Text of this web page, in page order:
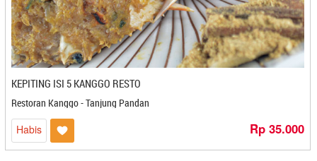
Sibolga
Sidikalang
Silangit
Solo
Stabat
Sukabumi
Surabaya
Tangerang
Tanjung Pandan
Andalas Roastery & Coffee - Padangpanjang
Aneka Emping Melinjo - Cilegon
Anggi - Banjarmasin
Angkringan Jogja - Yogyakarta
Annisa Cake - Magelang
Arcia Oil - Pontianak
Arcial Oil - Pontianak
Arifah Jaya - Mojokerto
KEPITING ISI 5 KANGGO RESTO
Restoran Kanggo - Tanjung Pandan
Habis Rp 35.000